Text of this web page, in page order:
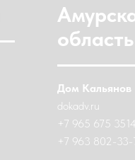
область
Дом Кальянов
dokadv.ru
+7 965 675
+7 963 802-33-